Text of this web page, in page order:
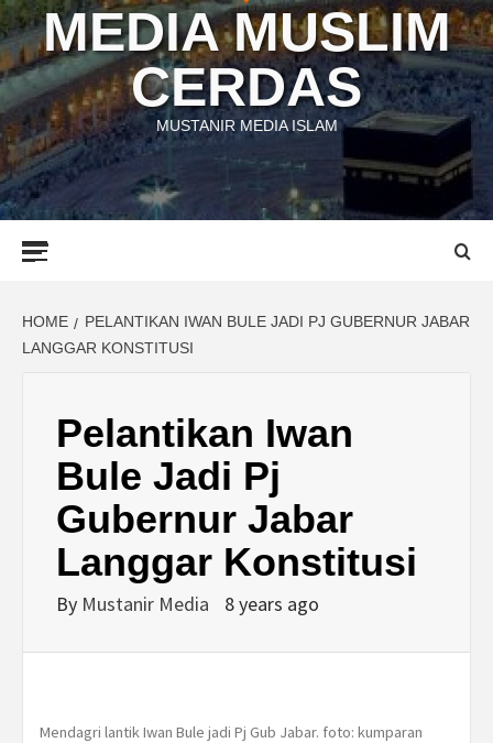
MEDIA MUSLIM
CERDAS
MUSTANIR MEDIA ISLAM
HOME
PELANTIKAN IWAN BULE JADI PJ GUBERNUR JABAR
LANGGAR KONSTITUSI
Pelantikan Iwan
Bule Jadi Pj
Gubernur Jabar
Langgar Konstitusi
By Mustanir Media 8 years ago
Mendagri lantik Iwan Bule jadi Pj Gub Jabar. foto: kumparan